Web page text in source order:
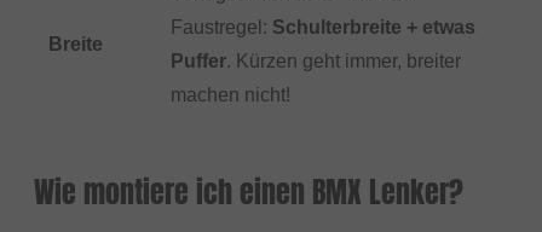
Breite
Faustregel: Schulterbreite + etwas
Puffer. Kürzen geht immer, breiter
machen nicht!
Wie montiere ich einen BMX Lenker?